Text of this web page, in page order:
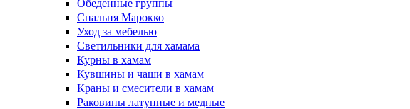
Обеденные группы
Спальня Марокко
Уход за мебелью
Светильники для хамама
Курны в хамам
Кувшины и чаши в хамам
Краны и смесители в хамам
Раковины латунные и медные